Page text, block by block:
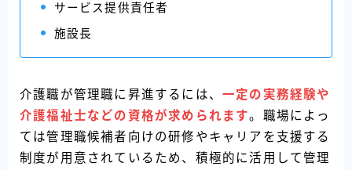
サービス提供責任者
施設長
介護職が管理職に昇進するには、 一定の実務経験や
介護福祉士などの資格が求められます。職場によっ
ては管理職候補者向けの研修やキャリアを支援する
制度が用意されているため、積極的に活用して管理